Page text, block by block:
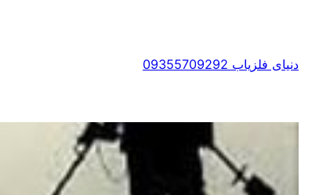
دنیای فلزیاب 09355709292